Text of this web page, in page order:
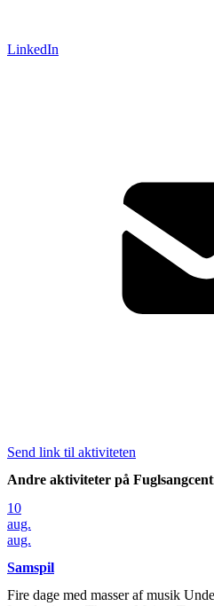
LinkedIn
Send link til aktiviteten
Andre aktiviteter på
10
aug.
aug.
Samspil
Fire dage med masser af musik